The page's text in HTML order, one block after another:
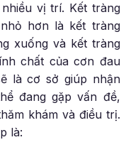
vị trí. Kết tràng
hơn là kết tràng
xuống và kết tràng
chất của cơn đau
là cơ sở giúp nhận
đang gặp vấn đề,
khám và điều trị.
là: